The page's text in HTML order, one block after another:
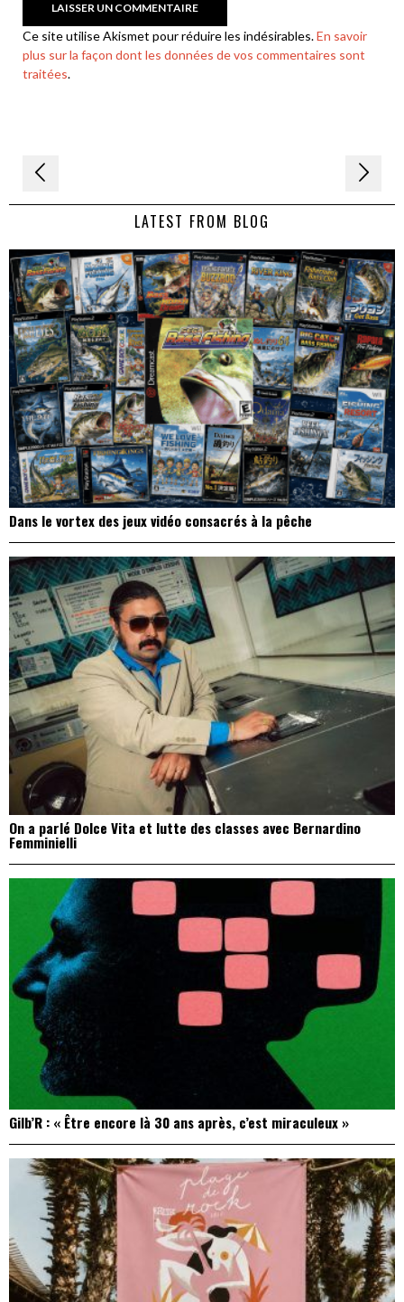
Ce site utilise Akismet pour réduire les indésirables.En savoir
plus sur la façon dont les données de vos commentaires sont
traitées.
Navigation
de LATEST FROM BLOG
Dans le vortex des jeux vidéo consacrés à la pêche
On a parlé Dolce Vita et lutte des classes avec Bernardino
Femminielli
Gilb’R : « Être encore là 30 ans après, c’est miraculeux »